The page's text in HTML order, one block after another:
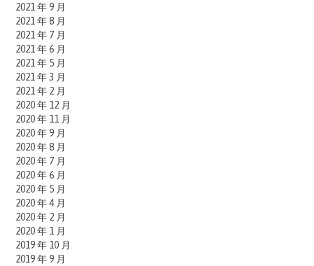
2021 年 9 月
2021 年 8 月
2021 年 7 月
2021 年 6 月
2021 年 5 月
2021 年 3 月
2021 年 2 月
2020 年 12 月
2020 年 11 月
2020 年 9 月
2020 年 8 月
2020 年 7 月
2020 年 6 月
2020 年 5 月
2020 年 4 月
2020 年 2 月
2020 年 1 月
2019 年 10 月
2019 年 9 月